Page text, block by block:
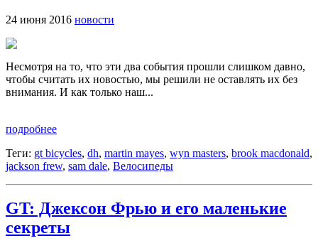
24 июня 2016 новости
Несмотря на то, что эти два события прошли слишком давно,
чтобы считать их новостью, мы решили не оставлять их без
внимания. И как только наш...
подробнее
Теги: gt bicycles, dh, martin mayes, wyn masters, brook macdonald,
jackson frew, sam dale, Велосипеды
GT: Джексон Фрью и его маленькие
секреты